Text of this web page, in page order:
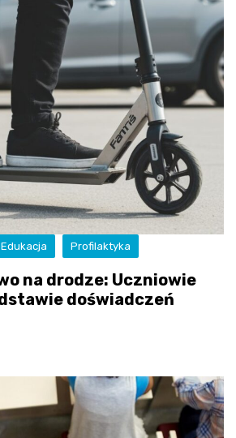
Edukacja Profilaktyka
na drodze: Uczniowie
doświadczeń